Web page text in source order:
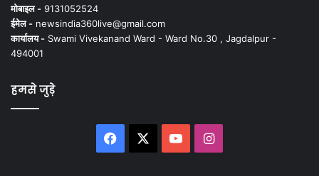
मोबाइल - 9131052524
ईमेल - newsindia360live@gmail.com
कार्यालय - Swami Vivekanand Ward - Ward No.30 , Jagdalpur -
494001
हमसे जुड़े
Facebook YouTubeInstagram